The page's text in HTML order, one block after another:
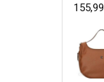
155,99